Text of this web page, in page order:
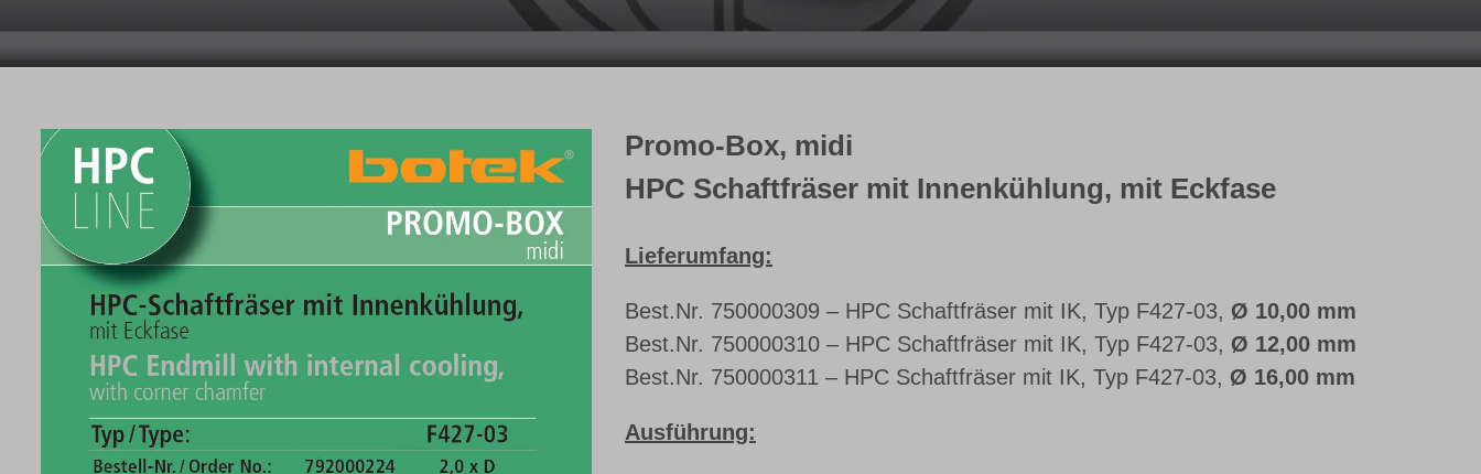
Promo-Box, midi
HPC Schaftfräser mit Innenkühlung, mit Eckfase
Lieferumfang:
Best.Nr. 750000309 – HPC Schaftfräser mit IK, Typ F427-03, Ø 10,00 mm
Best.Nr. 750000310 – HPC Schaftfräser mit IK, Typ F427-03, Ø 12,00 mm
Best.Nr. 750000311 – HPC Schaftfräser mit IK, Typ F427-03, Ø 16,00 mm
Ausführung: